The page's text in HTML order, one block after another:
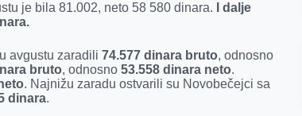
je bila 81.002, neto 58 580 dinara.
I dalje
avgustu zaradili74.577 dinara bruto, odnosno
bruto, odnosno53.558 dinara neto.
. Najnižu zaradu ostvarili su Novobečejci sa
dinara.